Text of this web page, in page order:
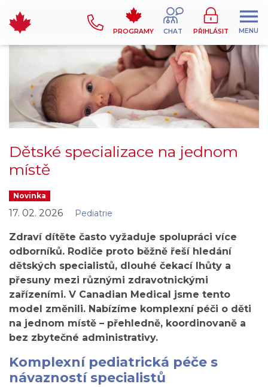
PROGRAMY CHAT PŘIHLÁSIT MENU
Dětské specializace na jednom
místě
Novinka
17. 02. 2026 Pediatrie
Zdraví dítěte často vyžaduje spolupráci více
odborníků. Rodiče proto běžně řeší hledání
dětských specialistů, dlouhé čekací lhůty a
přesuny mezi různými zdravotnickými
zařízeními. V Canadian Medical jsme tento
model změnili. Nabízíme komplexní péči o děti
na jednom místě – přehledně, koordinovaně a
bez zbytečné administrativy.
Komplexní pediatrická péče s
návazností specialistů